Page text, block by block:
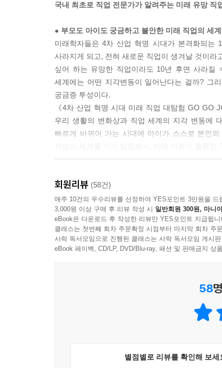
국내 최초로 직업 전문가가 알려주는 미래 유망 직
● 부모도 아이도 궁금하고 불안한 미래 직업의 세계
미래학자들은 4차 산업 혁명 시대가 본격화되
사라지게 되고, 전혀 새로운 직업이 생겨날 것이
싶어 하는 유망한 직업이라도 10년 후면 사라질
세계에는 어떤 지각변동이 일어난다는 걸까? 그
궁금증 투성이다.
《4차 산업 혁명 시대 미래 직업 대탐험 GO GO
우리 생활의 변화상과 직업 세계의 지각 변동에
빠르게 바뀌어 가는 시대에 아이가 스스로 본인
4차 산업 혁명 시대가 되자마자 어린이들에게 미
기반으로 쓴 것이 대부분이다. 그에 반해 《4차 산
미래 직업의 세계를 연구하는 직업 전문가가 어린
“미래 직업 세계의 변화를 고려하면 더욱 진취
안정성이 높고, 보수가 높은 직업을 가장 중요한
《4차 산업 혁명 시대 미래 직업 대탐험 GO GO
컴퓨터 월드, 꼼꼼하게 비교하고 분석하고 예측
회원리뷰 (58건)
매주 10건의 우수리뷰를 선정하여 YES포인트 3만원을 드
3,000원 이상 구매 후 리뷰 작성 시 일반회원 300원, 마니
eBook은 다운로드 후 작성한 리뷰만 YES포인트 지급됩니
클래스는 첫번째 회차 주문확정 시점부터 마지막 회차 주
사락 독서모임으로 진행된 클래스는 사락 독서모임 게시
eBook 페이백, CD/LP, DVD/Blu-ray, 패션 및 판매금지 상
58
별점별로 리뷰를 확인해 보세